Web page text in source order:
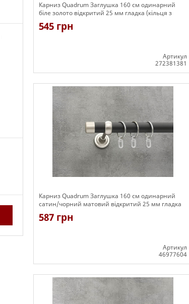
Карниз Quadrum Заглушка 160 см одинарний
біле золото відкритий 25 мм гладка (кільця з
гачками)
545 грн
Артикул
272381381
Карниз Quadrum Заглушка 160 см одинарний
сатин/чорний матовий відкритий 25 мм гладка
(кільця з гачками)
587 грн
Артикул
46977604